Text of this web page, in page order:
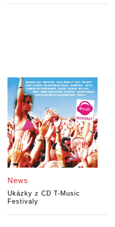
News
Ukázky z CD T-Music
Festivaly